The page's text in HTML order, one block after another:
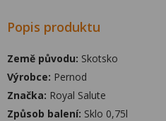
Popis produktu
Země původu: Skotsko
Výrobce: Pernod
Značka: Royal Salute
Způsob balení: Sklo 0,75l